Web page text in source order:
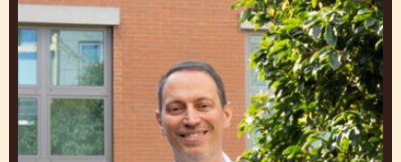
Fraddanno